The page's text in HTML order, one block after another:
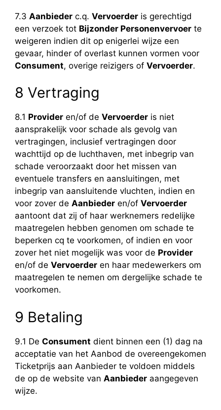
7.3 Aanbieder c.q. Vervoerder is gerechtigd
een verzoek tot Bijzonder Personenvervoer te
weigeren indien dit op enigerlei wijze een
gevaar, hinder of overlast kunnen vormen voor
Consument, overige reizigers of Vervoerder.
8 Vertraging
8.1 Provider en/of de Vervoerder is niet
aansprakelijk voor schade als gevolg van
vertragingen, inclusief vertragingen door
wachttijd op de luchthaven, met inbegrip van
schade veroorzaakt door het missen van
eventuele transfers en aansluitingen, met
inbegrip van aansluitende vluchten, indien en
voor zover de Aanbieder en/of Vervoerder
aantoont dat zij of haar werknemers redelijke
maatregelen hebben genomen om schade te
beperken cq te voorkomen, of indien en voor
zover het niet mogelijk was voor de Provider
en/of de Vervoerder en haar medewerkers om
maatregelen te nemen om dergelijke schade te
voorkomen.
9 Betaling
9.1 De Consument dient binnen een (1) dag na
acceptatie van het Aanbod de overeengekomen
Ticketprijs aan Aanbieder te voldoen middels
de op de website van Aanbieder aangegeven
wijze.